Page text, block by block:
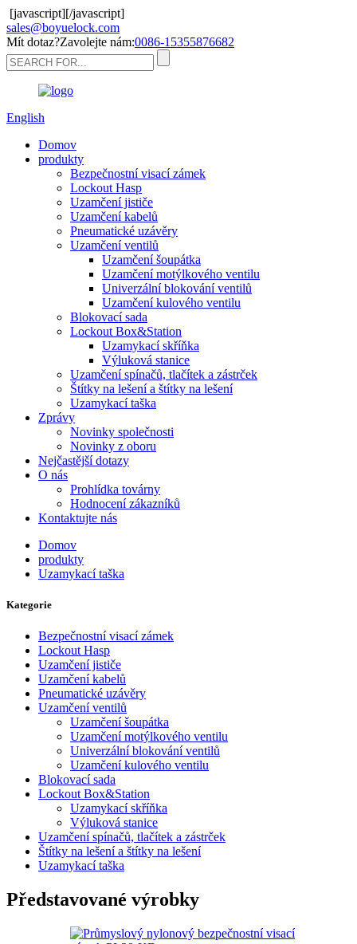
[javascript][/javascript]
sales@boyuelock.com
Mít dotaz?Zavolejte nám:0086-15355876682
English
Domov
produkty
Bezpečnostní visací zámek
Lockout Hasp
Uzamčení jističe
Uzamčení kabelů
Pneumatické uzávěry
Uzamčení ventilů
Uzamčení šoupátka
Uzamčení motýlkového ventilu
Univerzální blokování ventilů
Uzamčení kulového ventilu
Blokovací sada
Lockout Box&Station
Uzamykací skříňka
Výluková stanice
Uzamčení spínačů, tlačítek a zástrček
Štítky na lešení a štítky na lešení
Uzamykací taška
Zprávy
Novinky společnosti
Novinky z oboru
Nejčastější dotazy
O nás
Prohlídka továrny
Hodnocení zákazníků
Kontaktujte nás
Domov
produkty
Uzamykací taška
Kategorie
Bezpečnostní visací zámek
Lockout Hasp
Uzamčení jističe
Uzamčení kabelů
Pneumatické uzávěry
Uzamčení ventilů
Uzamčení šoupátka
Uzamčení motýlkového ventilu
Univerzální blokování ventilů
Uzamčení kulového ventilu
Blokovací sada
Lockout Box&Station
Uzamykací skříňka
Výluková stanice
Uzamčení spínačů, tlačítek a zástrček
Štítky na lešení a štítky na lešení
Uzamykací taška
Představované výrobky